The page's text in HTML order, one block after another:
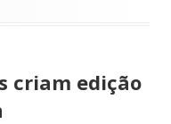
criam edição